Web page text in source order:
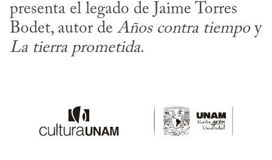
presenta el legado de Jaime Torres
Bodet, autor de Años contra tiempo
y
La tierra prometida.